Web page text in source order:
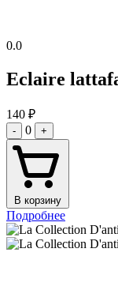
0.0
Eclaire
140 ₽
- 0 +
В корзину
Подробнее